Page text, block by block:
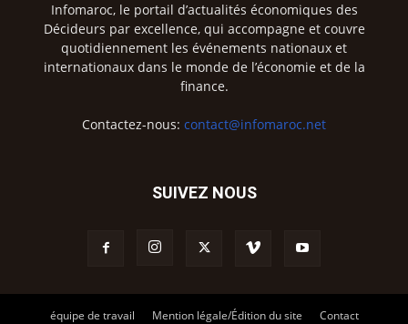
Infomaroc, le portail d’actualités économiques des
Décideurs par excellence, qui accompagne et couvre
quotidiennement les événements nationaux et
internationaux dans le monde de l’économie et de la
finance.
Contactez-nous: contact@infomaroc.net
SUIVEZ NOUS
équipe de travail Mention légale/Édition du site Contact